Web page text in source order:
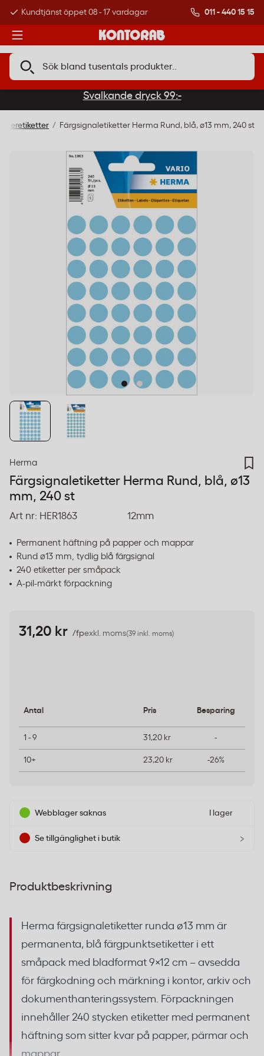
Kundtjänst öppet 08 - 17 vardagar Över 500 000
011 - 440 15 15
Svalkande dryck 99:-
Färgsignaletiketter Herma Rund, blå, ø13 mm, 240 st
Herma
Färgsignaletiketter Herma Rund, blå, ø13
mm, 240 st
Art nr: HER1863 12mm
Permanent häftning på papper och mappar
Rund ø13 mm, tydlig blå färgsignal
240 etiketter per småpack
A-pil-märkt förpackning
31,20 kr /fpexkl. moms(39 inkl. moms)
Antal Pris Besparing
1 - 9 31,20 kr -
10+ 23,20 kr -26%
Webblager saknas I lager
Se tillgänglighet i butik ›
Produktbeskrivning
Herma färgsignaletiketter runda ø13 mm är
permanenta, blå färgpunktsetiketter i ett
småpack med bladformat 9×12 cm – avsedda
för färgkodning och märkning i kontor, arkiv och
dokumenthanteringssystem. Förpackningen
innehåller 240 stycken etiketter med permanent
häftning som sitter kvar på papper, pärmar och